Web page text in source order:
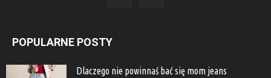
POPULARNE POSTY
Dlaczego nie powinnaś bać się mom jeans